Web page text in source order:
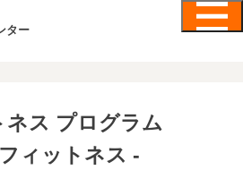
ター
ネス プログラム
ィットネス -